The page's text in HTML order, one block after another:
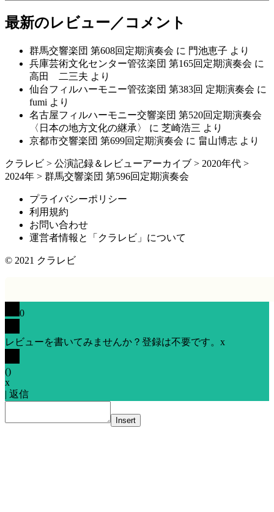
最新のレビュー／コメント
群馬交響楽団 第608回定期演奏会 に 門池恵子 より
兵庫芸術文化センター管弦楽団 第165回定期演奏会 に
高田 二三夫 より
仙台フィルハーモニー管弦楽団 第383回 定期演奏会 に
fumi より
名古屋フィルハーモニー交響楽団 第520回定期演奏会
〈日本の地方文化の継承〉
に 芝崎浩三 より
京都市交響楽団 第699回定期演奏会 に 畠山博志 より
クラレビ > 公演記録＆レビューアーカイブ > 2020年代 >
2024年 > 群馬交響楽団 第596回定期演奏会
プライバシーポリシー
利用規約
お問い合わせ
運営者情報と「クラレビ」について
© 2021 クラレビ
0
レビューを書いてみませんか？登録は不要です。 x
()
x
| 返信
Insert